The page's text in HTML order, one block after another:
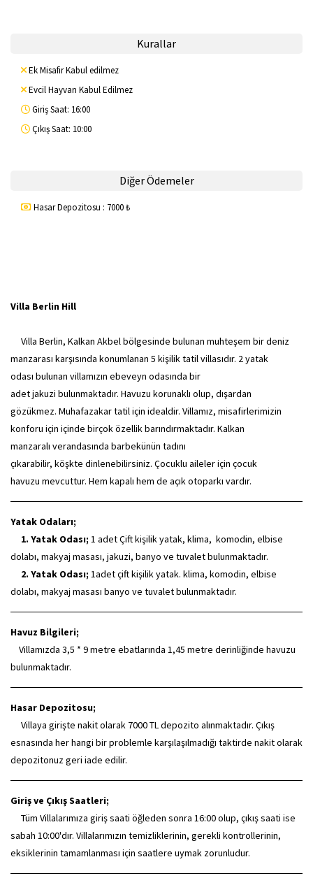
Kurallar
Ek Misafir Kabul edilmez
Evcil Hayvan Kabul Edilmez
Giriş Saat: 16:00
Çıkış Saat: 10:00
Diğer Ödemeler
Hasar Depozitosu : 7000 ₺
Villa Berlin Hill
Villa Berlin, Kalkan Akbel bölgesinde bulunan muhteşem birdeniz
manzarası karşısında konumlanan 5 kişilik tatil villasıdır. 2 yatak
odası bulunan villamızın ebeveyn odasında bir
adetjakuzi bulunmaktadır. Havuzu korunaklı olup, dışardan
gözükmez. Muhafazakar tatiliçin idealdir. Villamız, misafirlerimizin
konforu için içinde birçok özellik barındırmaktadır. Kalkan
manzaralı verandasında barbekünün tadını
çıkarabilir, köşkte dinlenebilirsiniz. Çocuklu aileler için çocuk
havuzu mevcuttur. Hem kapalı hem de açık otoparkı vardır.
Yatak Odaları;
1. Yatak Odası; 1 adet Çift kişilik yatak, klima, komodin, elbise
dolabı, makyaj masası, jakuzi, banyo ve tuvalet bulunmaktadır.
2. Yatak Odası; 1adet çift kişilik yatak. klima, komodin, elbise
dolabı, makyaj masası banyo ve tuvalet bulunmaktadır.
Havuz Bilgileri;
Villamızda 3,5 * 9 metre ebatlarında 1,45 metre derinliğinde havuzu
bulunmaktadır.
Hasar Depozitosu;
Villaya girişte nakit olarak 7000 TL depozito alınmaktadır. Çıkış
esnasında her hangi bir problemle karşılaşılmadığı taktirde nakit olarak
depozitonuz geri iade edilir.
Giriş ve Çıkış Saatleri;
Tüm Villalarımıza giriş saati öğleden sonra 16:00 olup, çıkış saati ise
sabah 10:00'dır. Villalarımızın temizliklerinin, gerekli kontrollerinin,
eksiklerinin tamamlanması için saatlere uymak zorunludur.